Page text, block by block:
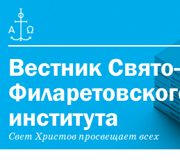
Вестник Свято-
института
Свет Христов просвещает всех